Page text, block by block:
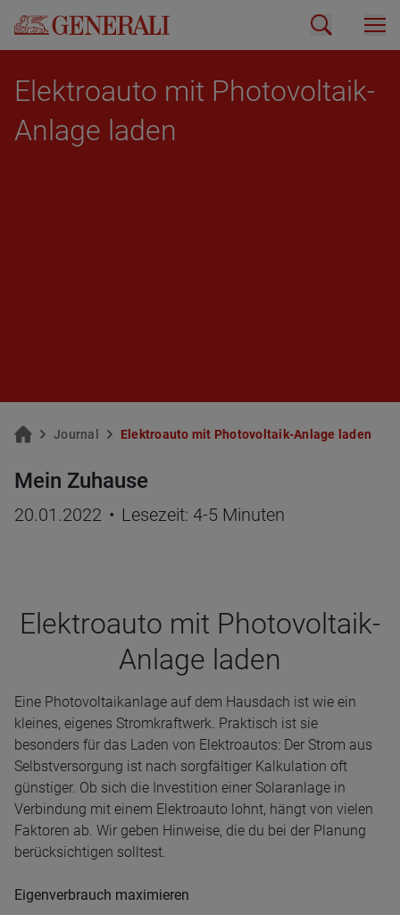
Elek­tro­au­to mit Pho­to­vol­ta­ik-
An­la­ge laden
Jour­nal Elek­tro­au­to mit Pho­to­vol­ta­ik-An­la­ge laden
Mein Zuhause
20.01.2022 • Lesezeit: 4-5 Minuten
Elek­tro­auto mit Pho­to­vol­taik-
Anlage laden
Eine Photovoltaikanlage auf dem Hausdach ist wie ein
kleines, eigenes Stromkraftwerk. Praktisch ist sie
besonders für das Laden von Elektroautos: Der Strom aus
Selbstversorgung ist nach sorgfältiger Kalkulation oft
günstiger. Ob sich die Investition einer Solaranlage in
Verbindung mit einem Elektroauto lohnt, hängt von vielen
Faktoren ab. Wir geben Hinweise, die du bei der Planung
berücksichtigen solltest.
Eigenverbrauch maximieren